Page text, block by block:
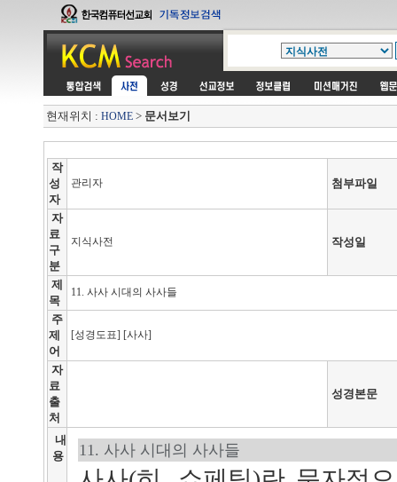
현재위치 : HOME > 문서보기
작
성
자
관리자 첨부파일
자
료
구
분
지식사전 작성일
제
목
11. 사사 시대의 사사들
주
제
어
[성경도표] [사사]
자
료
출
처
성경본문
내
용
11. 사사 시대의 사사들